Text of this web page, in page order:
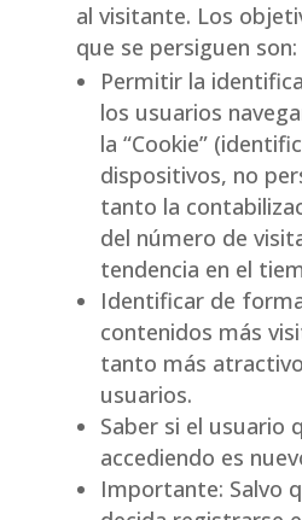
al visitante. Los
que se persiguen son:
Permitir la
los usuarios
la “Cookie”
dispositivos, no
tanto la
del número de
tendencia en el
Identificar de
contenidos más
tanto más
usuarios.
Saber si el usuario
accediendo es
Importante: Salvo